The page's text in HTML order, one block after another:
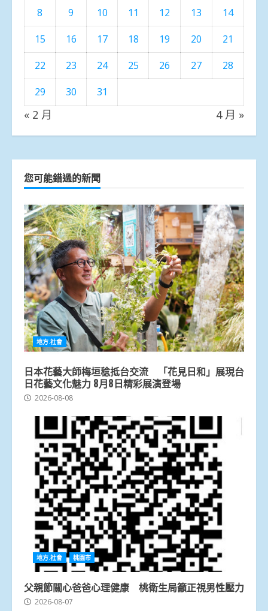
8
9 10 11 12 13
14
15
16 17 18 19 20
21
22
23 24 25 26 27
28
29
30 31
« 2 月 4 月 »
您可能錯過的新聞
地方.社會
日本花藝大師梅垣稔抵台交流 「花見日和」展現台
日花藝文化魅力 8月8日精彩展演登場
2026-08-08
地方.社會 桃園市
父親節關心爸爸心理健康 桃衛生局籲正視男性壓力
2026-08-07